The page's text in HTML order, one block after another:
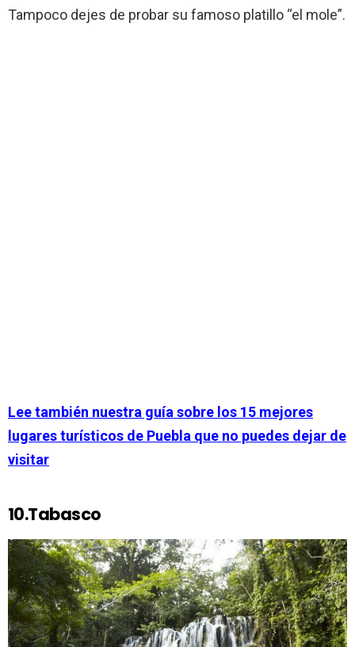
Tampoco dejes de probar su famoso platillo “el mole”.
Lee también nuestra guía sobre los 15 mejores
lugares turísticos de Puebla que no puedes dejar de
visitar
10.Tabasco